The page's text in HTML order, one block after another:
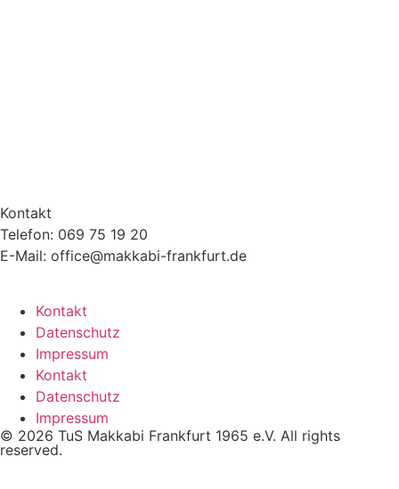
Kontakt
Telefon: 069 75 19 20
E-Mail: office@makkabi-frankfurt.de
Kontakt
Datenschutz
Impressum
Kontakt
Datenschutz
Impressum
© 2026 TuS Makkabi Frankfurt 1965 e.V. All rights
reserved.